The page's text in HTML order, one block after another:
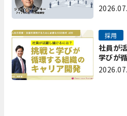
ドと成
な、日
社員が
学びが
発｜プ
採用